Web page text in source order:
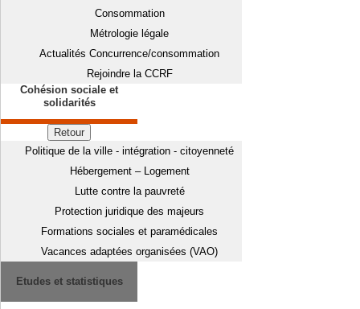
Consommation
Métrologie légale
Actualités Concurrence/consommation
Rejoindre la CCRF
Cohésion sociale et
solidarités
Retour
Politique de la ville - intégration - citoyenneté
Hébergement – Logement
Lutte contre la pauvreté
Protection juridique des majeurs
Formations sociales et paramédicales
Vacances adaptées organisées (VAO)
Etudes et statistiques